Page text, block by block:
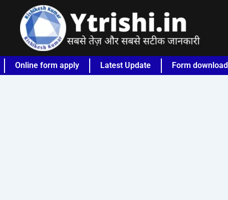
Online form apply Latest Update Form download